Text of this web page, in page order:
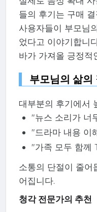
들의 후기는 구매
사용자들이 부모님
었다고 이야기합니
바가 가져올 긍정적
부모님의 삶의
대부분의 후기에서
"뉴스 소리가 너
"드라마 내용 이
"가족 모두 함께
소통의 단절이 줄어
어집니다.
청각 전문가의 추천